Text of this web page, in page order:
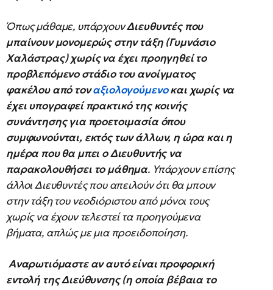
Όπως μάθαμε, υπάρχουνΔιευθυντές που
μπαίνουν μονομερώς στην τάξη (Γυμνάσιο
Χαλάστρας) χωρίς να έχει προηγηθεί το
προβλεπόμενο στάδιο του ανοίγματος
φακέλου από τοναξιολογούμενοκαι χωρίς να
έχει υπογραφεί πρακτικό της κοινής
συνάντησης για προετοιμασία όπου
συμφωνούνται, εκτός των άλλων, η ώρα και η
ημέρα που θα μπει ο Διευθυντής να
παρακολουθήσει το μάθημα. Υπάρχουν επίσης
άλλοι Διευθυντές που απειλούν ότι θα μπουν
στην τάξη του νεοδιόριστου από μόνοι τους
χωρίς να έχουν τελεστεί τα προηγούμενα
βήματα, απλώς με μια προειδοποίηση.
Αναρωτιόμαστε αν αυτό είναι προφορική
εντολή της Διεύθυνσης (η οποία βέβαια το